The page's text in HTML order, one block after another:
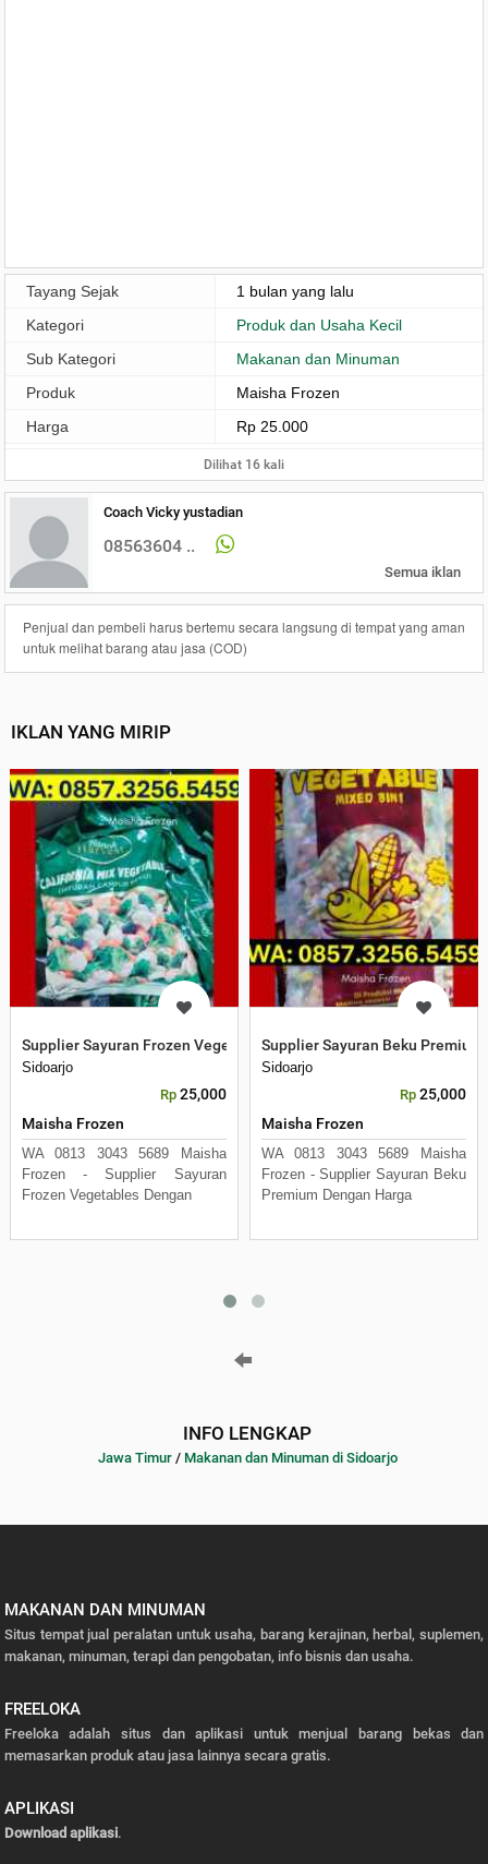
Tayang Sejak
1 bulan yang lalu
Kategori
Produk dan Usaha Kecil
Sub Kategori
Makanan dan Minuman
Produk
Maisha Frozen
Harga
Rp 25.000
Dilihat 16 kali
Coach Vicky yustadian
08563604 ..
Semua iklan
Penjual dan pembeli harus bertemu secara langsung di tempat yang aman
untuk melihat barang atau jasa (COD)
IKLAN YANG MIRIP
Supplier Sayuran Frozen Vegetables dengan Stok Lengkap dan
Sidoarjo
Rp 25,000
Maisha Frozen
WA 0813 3043 5689 Maisha
Frozen - Supplier Sayuran
Frozen Vegetables Dengan
Supplier Sayuran Beku
Sidoarjo
Rp 25,000
Maisha Frozen
WA 0813 3043 5689 Maisha
Frozen - Supplier Sayuran Beku
Premium Dengan Harga
INFO LENGKAP
Jawa Timur/ Makanan dan Minuman di Sidoarjo
MAKANAN DAN MINUMAN
Situs tempat jual peralatan untuk usaha, barang kerajinan, herbal, suplemen,
makanan, minuman, terapi dan pengobatan, info bisnis dan usaha.
FREELOKA
Freeloka adalah situs dan aplikasi untuk menjual barang bekas dan
memasarkan produk atau jasa lainnya secara gratis.
APLIKASI
Download aplikasi.